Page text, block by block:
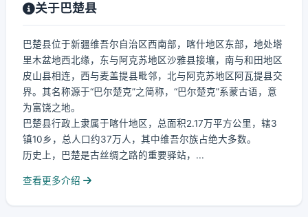
关于巴楚县
巴楚县位于新疆维吾尔自治区西南部，喀什地区东部，地处塔
里木盆地西北缘，东与阿克苏地区沙雅县接壤，南与和田地区
皮山县相连，西与麦盖提县毗邻，北与阿克苏地区阿瓦提县交
界。其名称源于“巴尔楚克”之简称，“巴尔楚克”系蒙古语，意
为富饶之地。
巴楚县行政上隶属于喀什地区，总面积2.17万平方公里，辖3
镇10乡，总人口约37万人，其中维吾尔族占绝大多数。
历史上，巴楚是古丝绸之路的重要驿站，...
查看更多介绍